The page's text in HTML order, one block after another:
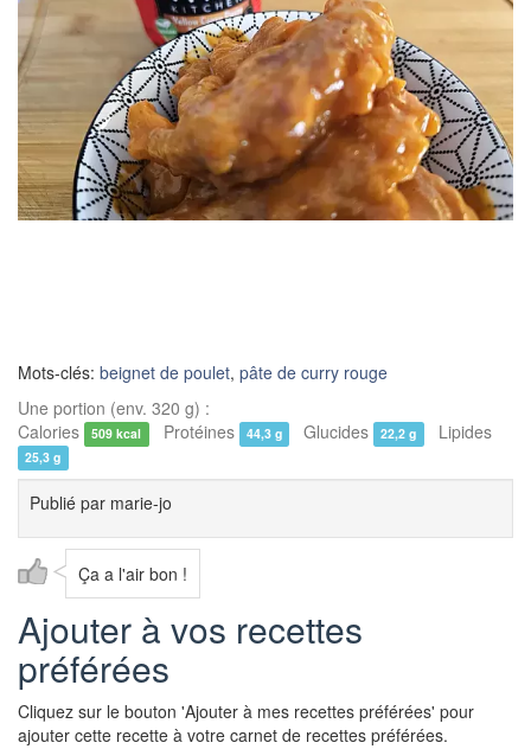
Mots-clés: beignet de poulet, pâte de curry rouge
Une portion (env. 320 g) :
Calories
509 kcal Protéines 44,3 g Glucides 22,2 g Lipides
25,3 g
Publié par marie-jo
Ça a l'air bon !
Ajouter à vos recettes
préférées
Cliquez sur le bouton 'Ajouter à mes recettes préférées' pour
ajouter cette recette à votre carnet de recettes préférées.